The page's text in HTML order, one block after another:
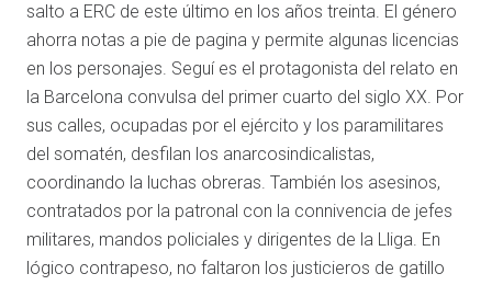
salto a ERC de este último en los años treinta. El género
ahorra notas a pie de pagina y permite algunas licencias
en los personajes. Seguí es el protagonista del relato en
la Barcelona convulsa del primer cuarto del siglo XX. Por
sus calles, ocupadas por el ejército y los paramilitares
del somatén, desfilan los anarcosindicalistas,
coordinando la luchas obreras. También los asesinos,
contratados por la patronal con la connivencia de jefes
militares, mandos policiales y dirigentes de la Lliga. En
lógico contrapeso, no faltaron los justicieros de gatillo